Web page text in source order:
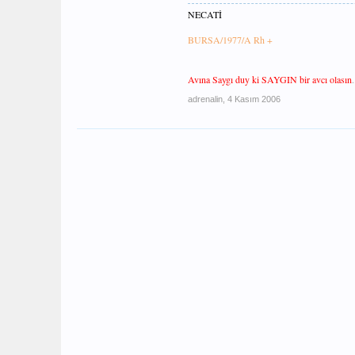
NECATİ
BURSA/1977/A Rh +
Avına Saygı duy ki SAYGIN bir avcı olasın
adrenalin 4 Kasım 2006